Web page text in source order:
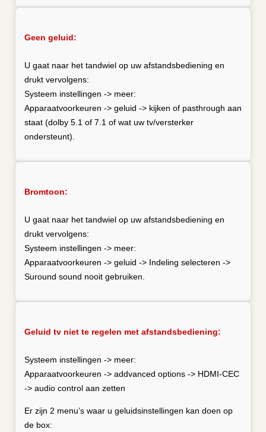
Geen geluid:
U gaat naar het tandwiel op uw afstandsbediening en
drukt vervolgens:
Systeem instellingen -> meer:
Apparaatvoorkeuren -> geluid -> kijken of pasthrough aan
staat (dolby 5.1 of 7.1 of wat uw tv/versterker
ondersteunt).
Bromtoon:
U gaat naar het tandwiel op uw afstandsbediening en
drukt vervolgens:
Systeem instellingen -> meer:
Apparaatvoorkeuren -> geluid -> Indeling selecteren ->
Suround sound nooit gebruiken.
Geluid tv niet te regelen met afstandsbediening:
Systeem instellingen -> meer:
Apparaatvoorkeuren -> addvanced options -> HDMI-CEC
-> audio control aan zetten
Er zijn 2 menu’s waar u geluidsinstellingen kan doen op
de box: